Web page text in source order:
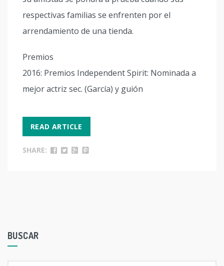
respectivas familias se enfrenten por el
arrendamiento de una tienda.
Premios
2016: Premios Independent Spirit: Nominada a
mejor actriz sec. (García) y guión
READ ARTICLE
SHARE:
BUSCAR